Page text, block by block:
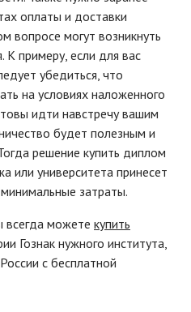
оплаты и доставки
вопросе могут возникнуть
К примеру, если для вас
убедиться, что
на условиях наложенного
идти навстречу вашим
будет полезным и
решение купить диплом
или университета принесет
затраты.
всегда можете купить
Гознак нужного института,
с бесплатной